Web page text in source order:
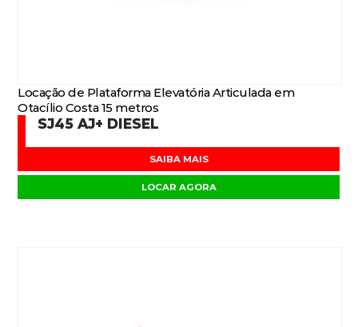
Locação de Plataforma Elevatória Articulada em
Otacílio Costa 15 metros
SJ45 AJ+ DIESEL
SAIBA MAIS
LOCAR AGORA